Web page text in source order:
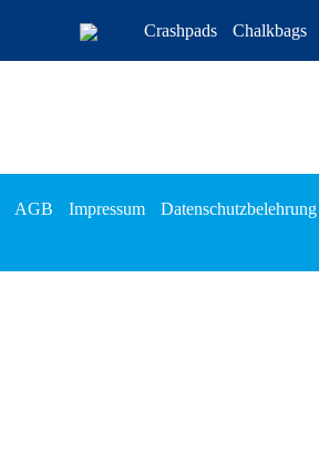
Crashpads Chalkbags
AGB Impressum
Datenschutzbelehrung